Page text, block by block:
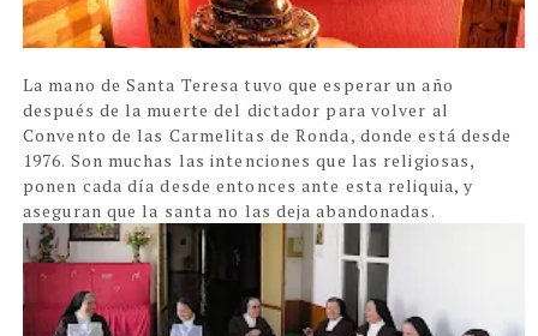
La mano de Santa Teresa tuvo que esperar un año
después de la muerte del dictador para volver al
Convento de las Carmelitas de Ronda, donde está desde
1976. Son muchas las intenciones que las religiosas,
ponen cada día desde entonces ante esta reliquia, y
aseguran que la santa no las deja abandonadas.